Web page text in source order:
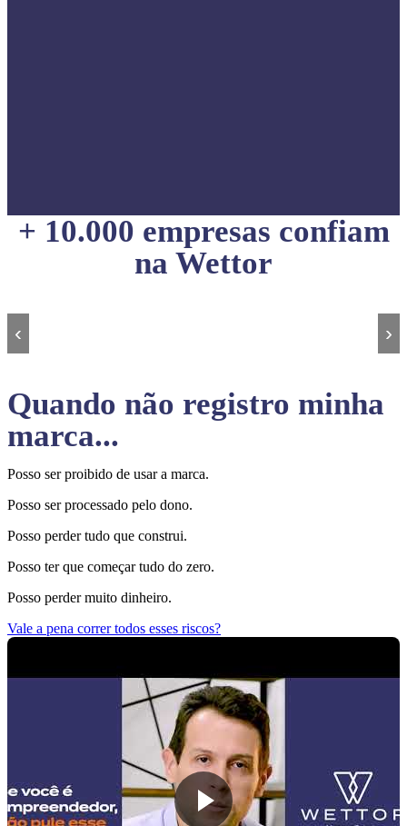
+ 10.000 empresas confiam
na Wettor
‹ ›
Quando não registro minha
marca...
Posso ser proibido de usar a marca.
Posso ser processado pelo dono.
Posso perder tudo que construi.
Posso ter que começar tudo do zero.
Posso perder muito dinheiro.
Vale a pena correr todos esses riscos?